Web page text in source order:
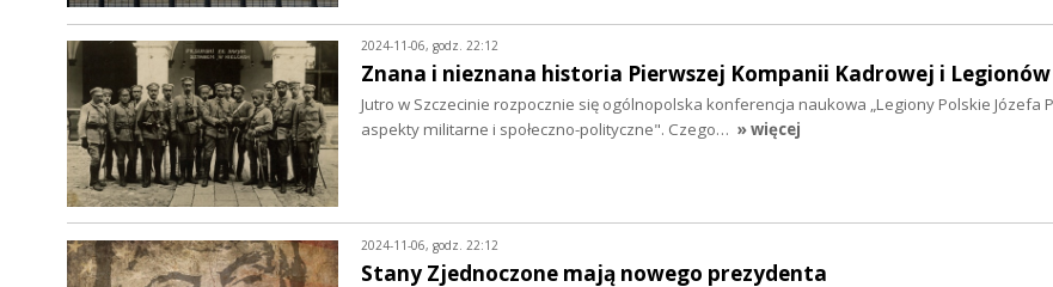
2024-11-06, godz. 22:12
Znana i nieznana historia Pierwszej Kompanii Kadrowej i Legionów
Jutro w Szczecinie rozpocznie się ogólnopolska konferencja naukowa „Legiony Polskie Józefa
aspekty militarne i społeczno-polityczne". Czego… » więcej
2024-11-06, godz. 22:12
Stany Zjednoczone mają nowego prezydenta